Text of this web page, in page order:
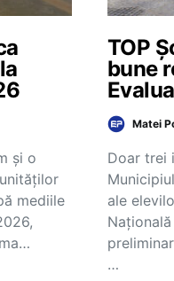
și o
mediile
TOP
bune
Matei
Doar trei
ale
…